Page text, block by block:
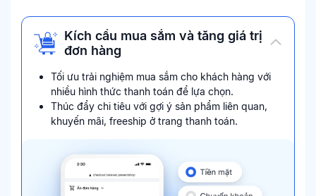
Kích cầu mua sắm và tăng giá trị
đơn hàng
Tối ưu trải nghiệm mua sắm cho khách hàng với
nhiều hình thức thanh toán để lựa chọn.
Thúc đẩy chi tiêu với gợi ý sản phẩm liên quan,
khuyến mãi, freeship ở trang thanh toán.